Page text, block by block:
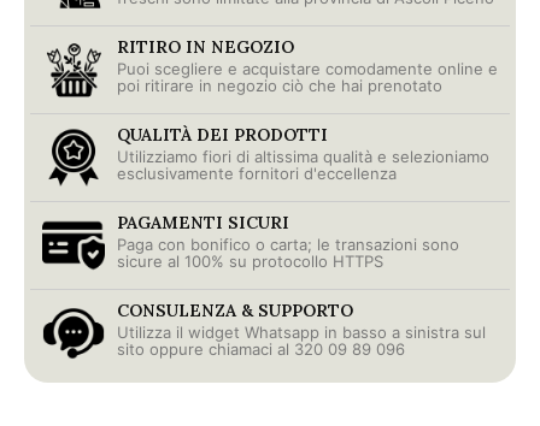
RITIRO IN NEGOZIO
Puoi scegliere e acquistare comodamente online e
poi ritirare in negozio ciò che hai prenotato
QUALITÀ DEI PRODOTTI
Utilizziamo fiori di altissima qualità e selezioniamo
esclusivamente fornitori d'eccellenza
PAGAMENTI SICURI
Paga con bonifico o carta; le transazioni sono
sicure al 100% su protocollo HTTPS
CONSULENZA & SUPPORTO
Utilizza il widget Whatsapp in basso a sinistra sul
sito oppure chiamaci al 320 09 89 096